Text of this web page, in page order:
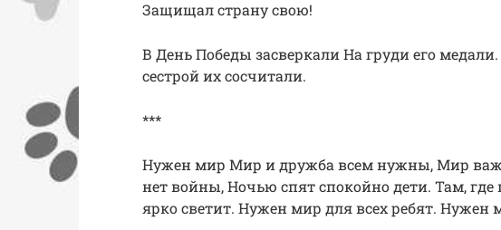
Защищал страну свою!
В День Победы засверкали На груди его
сестрой их сосчитали.
***
Нужен мир Мир и дружба всем нужны, Мир
нет войны, Ночью спят спокойно дети. Там,
ярко светит. Нужен мир для всех ребят. Нужен